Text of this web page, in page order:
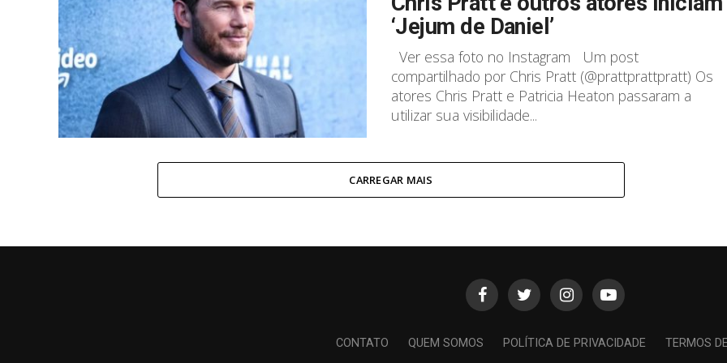
‘Jejum de Daniel’
Ver essa foto no Instagram Um post
compartilhado por Chris Pratt (@prattprattpratt) Os
atores Chris Pratt e Patricia Heaton passaram a
utilizar sua visibilidade...
CARREGAR MAIS
CONTATO QUEM SOMOS POLÍTICA DE PRIVACIDADE TERMOS